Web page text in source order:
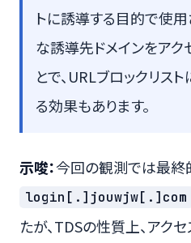
トに誘導する目的で使用
な誘導先ドメインをアク
とで、URLブロックリス
る効果もあります。
示唆：今回の観測では最終
login[.]jouwjw[.]com
たが、TDSの性質上、アク